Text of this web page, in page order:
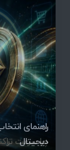
راهنمای
دیجیتال
چرا سرعت
آخرین وضعیت
تهدید
اتفاق تاریخی
۱۴۰۵ |
تغییر می‌کند
کدامند؟
اتفاق مهم در
تازه‌ترین
میز / ۶۲۲ بیت‌کوین کجا رفت؟